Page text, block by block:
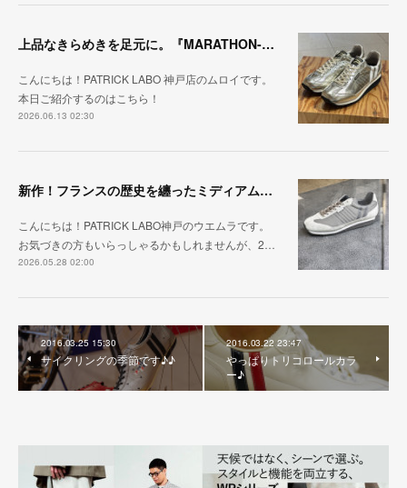
上品なきらめきを足元に。『MARATHON-HAKU』
こんにちは！PATRICK LABO 神戸店のムロイです。
本日ご紹介するのはこちら！
2026.06.13 02:30
新作！フランスの歴史を纏ったミディアムグレー「MARATHON_CASTLE」
こんにちは！PATRICK LABO神戸のウエムラです。
お気づきの方もいらっしゃるかもしれませんが、2…
2026.05.28 02:00
2016.03.25 15:30
サイクリングの季節です♪♪
2016.03.22 23:47
やっぱりトリコロールカラ
ー♪